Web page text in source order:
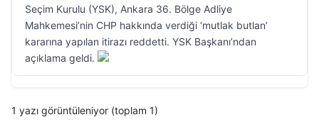
Seçim Kurulu (YSK), Ankara 36. Bölge Adliye
Mahkemesi’nin CHP hakkında verdiği ‘mutlak butlan’
kararına yapılan itirazı reddetti. YSK Başkanı’ndan
açıklama geldi.
1 yazı görüntüleniyor (toplam 1)